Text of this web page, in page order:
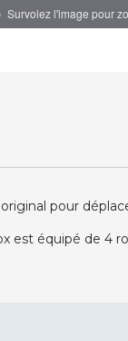
Survolez l'image pour
pour
est équipé de 4